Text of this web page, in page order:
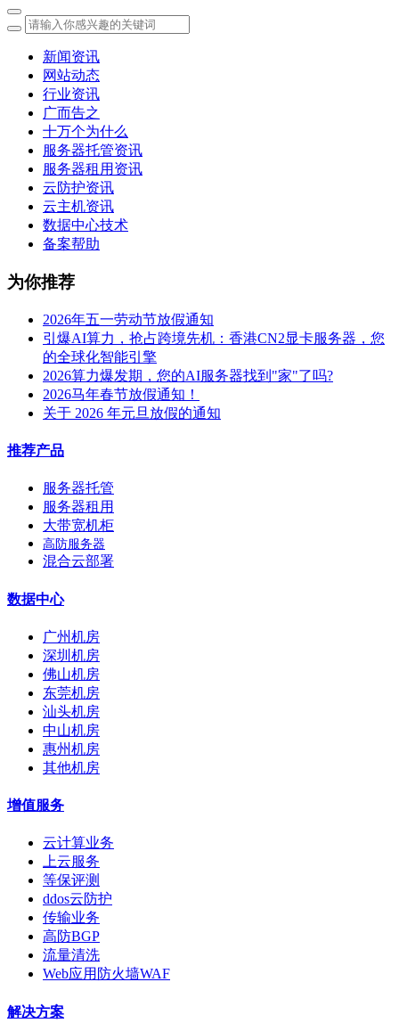
新闻资讯
网站动态
行业资讯
广而告之
十万个为什么
服务器托管资讯
服务器租用资讯
云防护资讯
云主机资讯
数据中心技术
备案帮助
为你推荐
2026年五一劳动节放假通知
引爆AI算力，抢占跨境先机：香港CN2显卡服务器，您
的全球化智能引擎
2026算力爆发期，您的AI服务器找到"家"了吗?
2026马年春节放假通知！
关于 2026 年元旦放假的通知
推荐产品
服务器托管
服务器租用
大带宽机柜
高防服务器
混合云部署
数据中心
广州机房
深圳机房
佛山机房
东莞机房
汕头机房
中山机房
惠州机房
其他机房
增值服务
云计算业务
上云服务
等保评测
ddos云防护
传输业务
高防BGP
流量清洗
Web应用防火墙WAF
解决方案